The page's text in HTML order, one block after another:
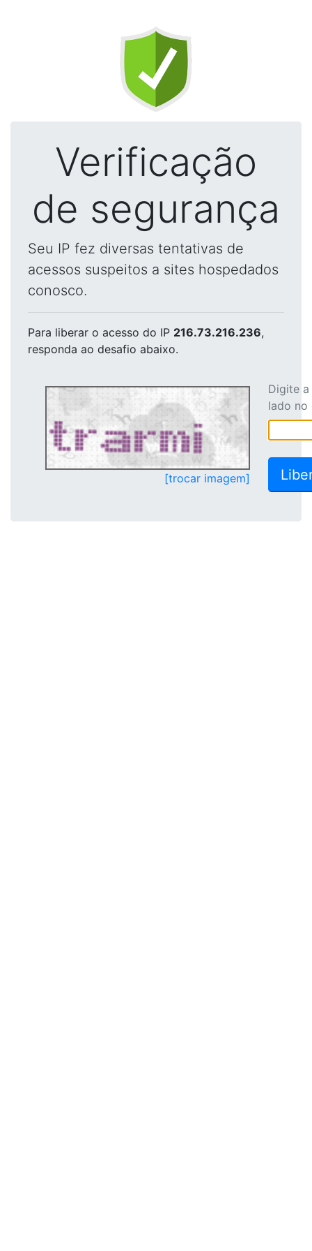
Verificação
de segurança
Seu IP fez diversas tentativas de
acessos suspeitos a sites hospedados
conosco.
Para liberar o acesso do IP 216.73.216.236,
responda ao desafio abaixo.
[trocar imagem]
Digite
lado no